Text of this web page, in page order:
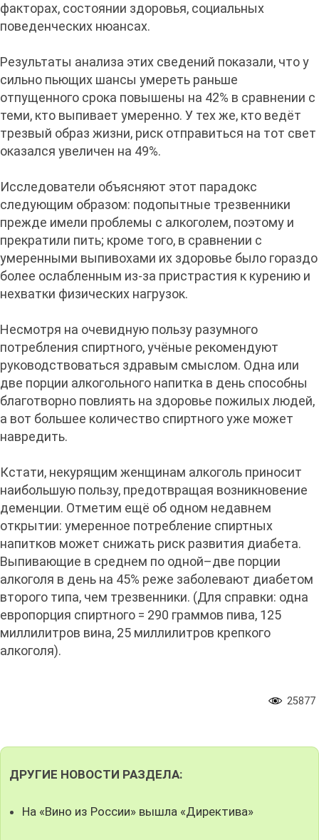
факторах, состоянии здоровья, социальных
поведенческих нюансах.
Результаты анализа этих сведений показали, что у
сильно пьющих шансы умереть раньше
отпущенного срока повышены на 42% в сравнении с
теми, кто выпивает умеренно. У тех же, кто ведёт
трезвый образ жизни, риск отправиться на тот свет
оказался увеличен на 49%.
Исследователи объясняют этот парадокс
следующим образом: подопытные трезвенники
прежде имели проблемы с алкоголем, поэтому и
прекратили пить; кроме того, в сравнении с
умеренными выпивохами их здоровье было гораздо
более ослабленным из-за пристрастия к курению и
нехватки физических нагрузок.
Несмотря на очевидную пользу разумного
потребления спиртного, учёные рекомендуют
руководствоваться здравым смыслом. Одна или
две порции алкогольного напитка в день способны
благотворно повлиять на здоровье пожилых людей,
а вот большее количество спиртного уже может
навредить.
Кстати, некурящим женщинам алкоголь приносит
наибольшую пользу, предотвращая возникновение
деменции. Отметим ещё об одном недавнем
открытии: умеренное потребление спиртных
напитков может снижать риск развития диабета.
Выпивающие в среднем по одной–две порции
алкоголя в день на 45% реже заболевают диабетом
второго типа, чем трезвенники. (Для справки: одна
европорция спиртного = 290 граммов пива, 125
миллилитров вина, 25 миллилитров крепкого
алкоголя).
25877
ДРУГИЕ НОВОСТИ РАЗДЕЛА:
На «Вино из России» вышла «Директива»